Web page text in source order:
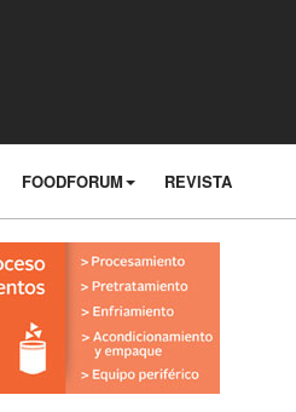
FOODFORUM REVISTA